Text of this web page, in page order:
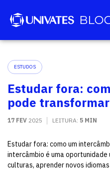
ESTUDOS
Estudar fora:
pode
17 FEV 2025 LEITURA: 5 MIN
Estudar fora: como um
intercâmbio é uma oportunidade
culturas, aprender novos